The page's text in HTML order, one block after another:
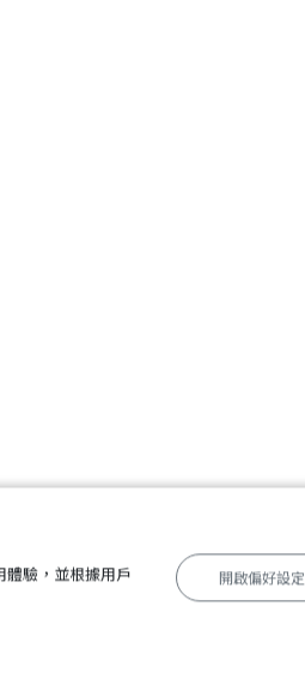
驗，並根據用戶
開啟偏好設定